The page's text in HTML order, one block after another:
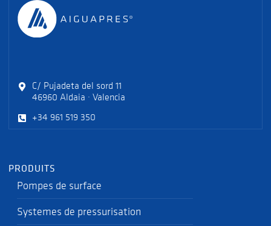
C/ Pujadeta del sord 11
46960 Aldaia · Valencia
+34 961 519 350
PRODUITS
Pompes de surface
Systemes de pressurisation